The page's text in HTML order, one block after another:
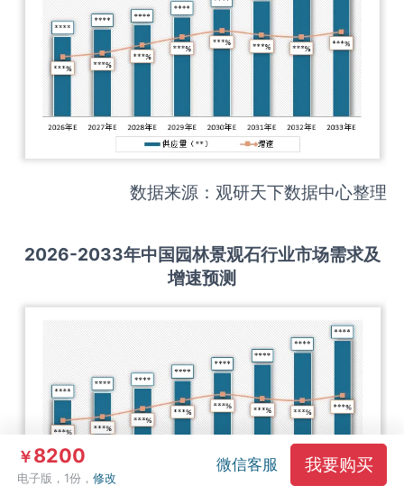
数据来源：观研天下数据中心整理
2026-2033年中国园林景观石行业市场需求及
增速预测
￥8200
电子版，1份，修改
微信客服 我要购买